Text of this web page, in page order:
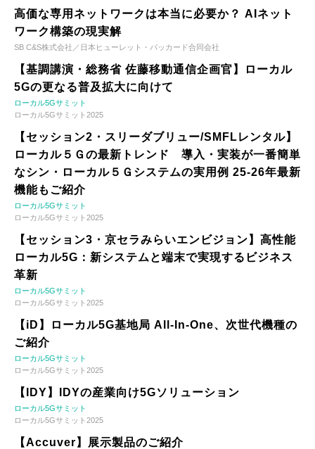
高価な専用ネットワークは本当に必要か？ AIネット
ワーク構築の現実解
SB C&S株式会社／日本ヒューレット・パッカード合同会社
【基調講演・総務省 佐藤移動通信企画官】ローカル
5Gの更なる普及拡大に向けて
ローカル5Gサミット
ローカル5Gサミット2025
【セッション2・スリーダブリュー/SMFLレンタル】
ローカル５Ｇの最新トレンド 導入・実装が一番簡単
なシン・ローカル５Ｇシステムの実用例 25-26年最新
機能もご紹介
ローカル5Gサミット
ローカル5Gサミット2025
【セッション3・京セラみらいエンビジョン】高性能
ローカル5G：新システムと端末で実現するビジネス
革新
ローカル5Gサミット
ローカル5Gサミット2025
【iD】ローカル5G基地局 All-In-One、次世代機種の
ご紹介
ローカル5Gサミット
ローカル5Gサミット2025
【IDY】IDYの産業向け5Gソリューション
ローカル5Gサミット
ローカル5Gサミット2025
【Accuver】展示製品のご紹介